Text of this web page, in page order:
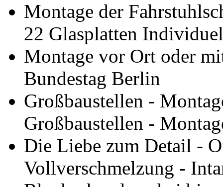
Montage der
22 Glasplatten
Montage vor Ort oder
Bundestag Berlin
Großbaustellen -
Großbaustellen -
Die Liebe zum Detail -
Vollverschmelzung -